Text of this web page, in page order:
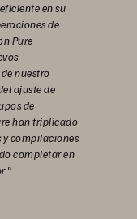
en su
de
Pure
nuestro
ajuste de
de
han triplicado
compilaciones
completar en
".